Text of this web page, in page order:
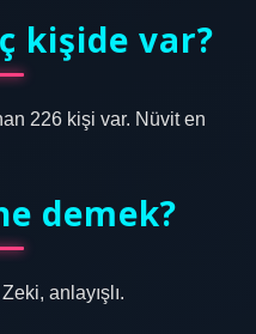
kişide var?
226 kişi var. Nüvit en
demek?
anlayışlı.